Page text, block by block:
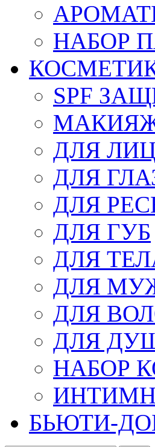
НАБОР
SPF
ДЛЯ
ДЛЯ
ДЛЯ
ДЛЯ ГУБ
ДЛЯ
ДЛЯ
ДЛЯ
ДЛЯ
НАБОР
БЬЮТИ-